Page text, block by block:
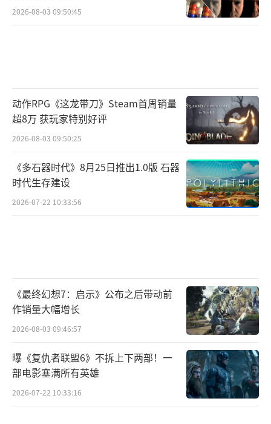
2026-08-03 09:50:45
动作RPG《这龙带刀》Steam首周销量
超8万 获玩家特别好评
2026-08-03 09:50:25
《多石器时代》8月25日推出1.0版 石器
时代生存建设
2026-07-22 10:33:56
《最终幻想7：启示》公布之后带动前
作销量大幅增长
2026-08-03 09:46:57
曝《复仇者联盟6》不拆上下两部！一
部电影塞满所有英雄
2026-07-22 10:33:16